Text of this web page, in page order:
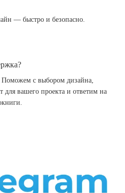
— быстро и безопасно.
с выбором дизайна,
вашего проекта и ответим на